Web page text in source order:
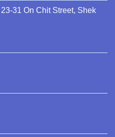
31 On Chit Street, Shek